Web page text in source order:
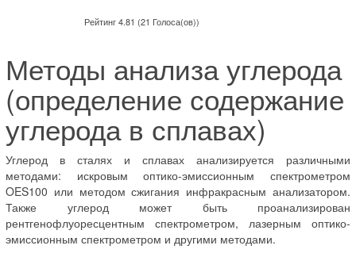
Рейтинг 4.81 (21 Голоса(ов))
Методы анализа углерода
(определение содержание
углерода в сплавах)
Углерод в сталях и сплавах анализируется различными
методами: искровым оптико-эмиссионным спектрометром
OES100 или методом сжигания инфракрасным анализатором.
Также углерод может быть проанализирован
рентгенофлуоресцентным спектрометром, лазерным оптико-
эмиссионным спектрометром и другими методами.